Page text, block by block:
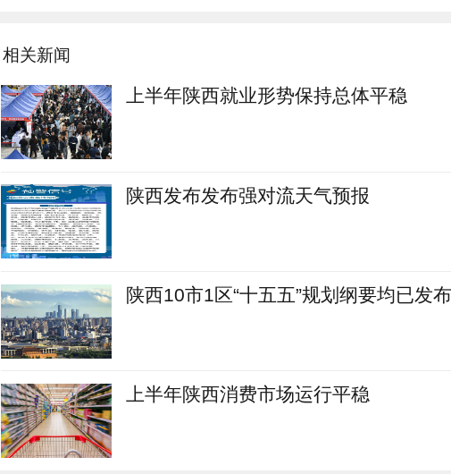
相关新闻
上半年陕西就业形势保持总体平稳
陕西发布发布强对流天气预报
陕西10市1区“十五五”规划纲要均已发布
上半年陕西消费市场运行平稳